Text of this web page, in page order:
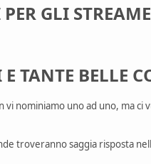
GLI
TANTE BELLE
vi nominiamo uno ad uno, ma
troveranno saggia risposta